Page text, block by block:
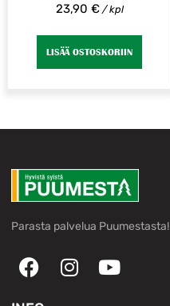
23,90 €/ kpl
LISÄÄ OSTOSKORIIN
Parasta palvelua Puumestasta!